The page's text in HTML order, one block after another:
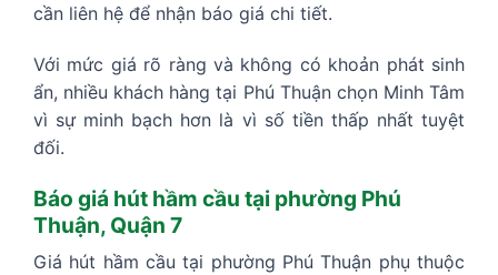
cần liên hệ để nhận báo giá chi tiết.
Với mức giá rõ ràng và không có khoản phát sinh
ẩn, nhiều khách hàng tại Phú Thuận chọn Minh Tâm
vì sự minh bạch hơn là vì số tiền thấp nhất tuyệt
đối.
Báo giá hút hầm cầu tại phường Phú
Thuận, Quận 7
Giá hút hầm cầu tại phường Phú Thuận phụ thuộc